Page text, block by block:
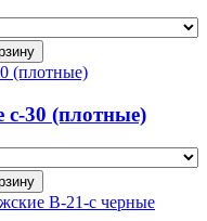
30 (плотные)